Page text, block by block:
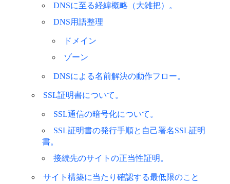
DNSに至る経緯概略（大雑把）。
DNS用語整理
ドメイン
ゾーン
DNSによる名前解決の動作フロー。
SSL証明書について。
SSL通信の暗号化について。
SSL証明書の発行手順と自己署名SSL証明
書。
接続先のサイトの正当性証明。
サイト構築に当たり確認する最低限のこと